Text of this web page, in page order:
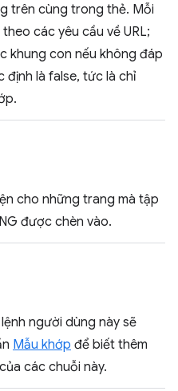
trên cùng trong thẻ. Mỗi
các yêu cầu về URL;
khung con nếu không đáp
định là false, tức là chỉ
cho những trang mà tập
được chèn vào.
người dùng này sẽ
Mẫu khớp để biết thêm
các chuỗi này.